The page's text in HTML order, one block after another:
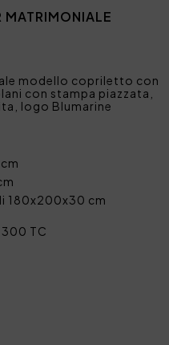
modello copriletto con
con stampa piazzata,
logo Blumarine
180x200x30 cm
TC